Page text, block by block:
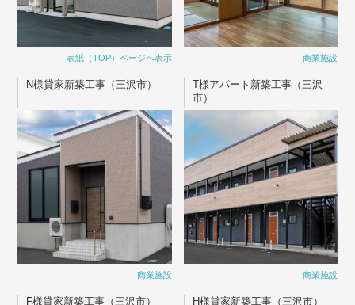
表紙（TOP）ページへ表示 商業施設
N様貸家新築工事（三沢市）
商業施設
T様アパート新築工事（三沢
市）
商業施設
F様貸家新築工事（三沢市） H様貸家新築工事（三沢市）